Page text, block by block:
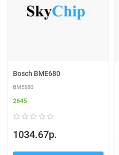
Bosch BME680
BME680
2645
1034.67р.